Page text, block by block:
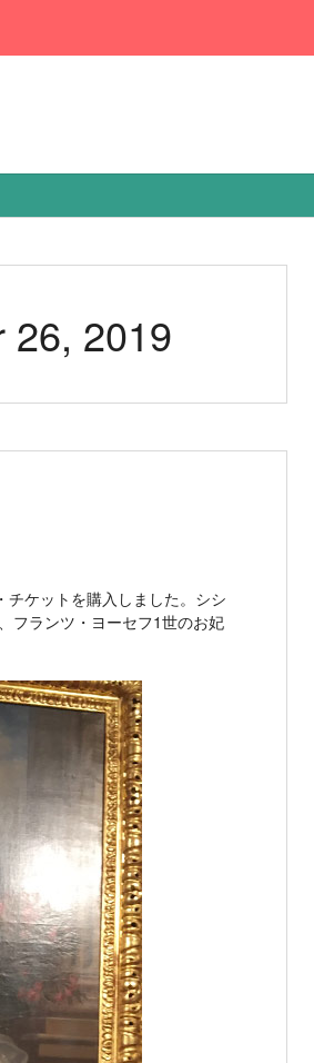
26, 2019
ケットを購入しました。シシ
フランツ・ヨーセフ1世のお妃